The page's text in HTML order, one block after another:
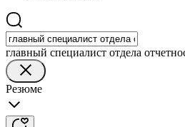
главный специалист отдела
Резюме